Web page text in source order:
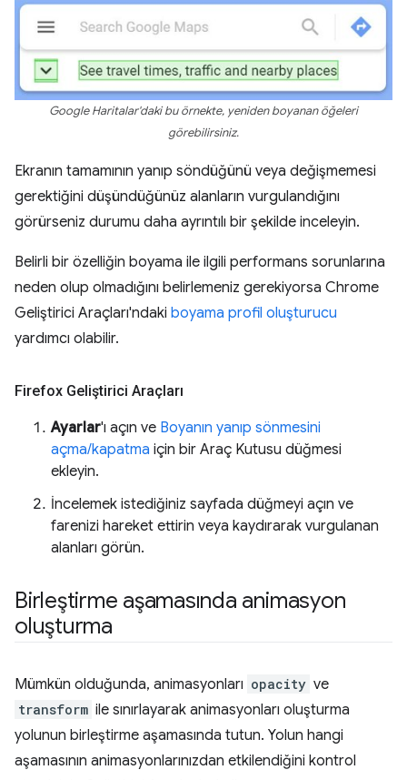
Google Haritalar'daki bu örnekte, yeniden boyanan öğeleri
görebilirsiniz.
Ekranın tamamının yanıp söndüğünü veya değişmemesi
gerektiğini düşündüğünüz alanların vurgulandığını
görürseniz durumu daha ayrıntılı bir şekilde inceleyin.
Belirli bir özelliğin boyama ile ilgili performans sorunlarına
neden olup olmadığını belirlemeniz gerekiyorsa Chrome
Geliştirici Araçları'ndaki boyama profil oluşturucu
yardımcı olabilir.
Firefox Geliştirici Araçları
Ayarlar'ı açın ve Boyanın yanıp sönmesini
açma/kapatma için bir Araç Kutusu düğmesi
ekleyin.
İncelemek istediğiniz sayfada düğmeyi açın ve
farenizi hareket ettirin veya kaydırarak vurgulanan
alanları görün.
Birleştirme aşamasında animasyon
oluşturma
Mümkün olduğunda, animasyonları opacity ve
transform ile sınırlayarak animasyonları oluşturma
yolunun birleştirme aşamasında tutun. Yolun hangi
aşamasının animasyonlarınızdan etkilendiğini kontrol